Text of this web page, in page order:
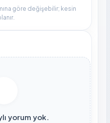
göre değişebilir; kesin
yorum yok.